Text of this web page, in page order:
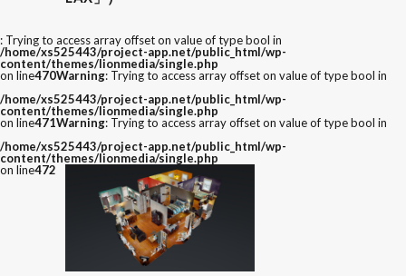
: Trying to access array offset on value of type bool in
/home/xs525443/project-app.net/public_html/wp-
content/themes/lionmedia/single.php
on line470Warning: Trying to access array offset on value of type bool in
/home/xs525443/project-app.net/public_html/wp-
content/themes/lionmedia/single.php
on line471Warning: Trying to access array offset on value of type bool in
/home/xs525443/project-app.net/public_html/wp-
content/themes/lionmedia/single.php
on line472